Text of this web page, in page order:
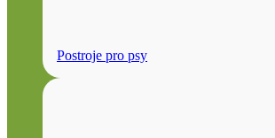
Postroje pro psy